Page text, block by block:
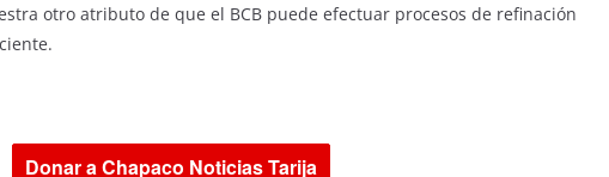
otro atributo de que el BCB puede efectuar procesos de refinación